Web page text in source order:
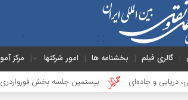
گالری فیلم بخشنامه ها امور شرکتها مرکز
جاده‌ای بیستمین جلسه بخش فورواردری در انجمن